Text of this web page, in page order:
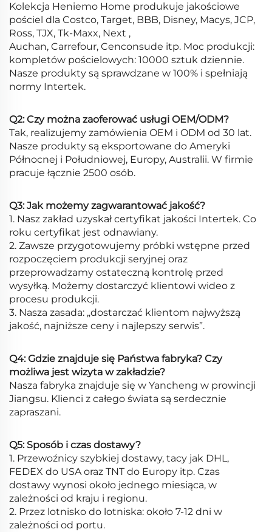
Kolekcja Heniemo Home produkuje jakościowe
pościel dla Costco, Target, BBB, Disney, Macys, JCP,
Ross, TJX, Tk-Maxx, Next ,
Auchan, Carrefour, Cenconsude itp. Moc produkcji:
kompletów pościelowych: 10000 sztuk dziennie.
Nasze produkty są sprawdzane w 100% i spełniają
normy Intertek.
Q2: Czy można zaoferować usługi OEM/ODM?
Tak, realizujemy zamówienia OEM i ODM od 30 lat.
Nasze produkty są eksportowane do Ameryki
Północnej i Południowej, Europy, Australii. W firmie
pracuje łącznie 2500 osób.
Q3: Jak możemy zagwarantować jakość?
1. Nasz zakład uzyskał certyfikat jakości Intertek. Co
roku certyfikat jest odnawiany.
2. Zawsze przygotowujemy próbki wstępne przed
rozpoczęciem produkcji seryjnej oraz
przeprowadzamy ostateczną kontrolę przed
wysyłką. Możemy dostarczyć klientowi wideo z
procesu produkcji.
3. Nasza zasada: „dostarczać klientom najwyższą
jakość, najniższe ceny i najlepszy serwis”.
Q4: Gdzie znajduje się Państwa fabryka? Czy
możliwa jest wizyta w zakładzie?
Nasza fabryka znajduje się w Yancheng w prowincji
Jiangsu. Klienci z całego świata są serdecznie
zapraszani.
Q5: Sposób i czas dostawy?
1. Przewoźnicy szybkiej dostawy, tacy jak DHL,
FEDEX do USA oraz TNT do Europy itp. Czas
dostawy wynosi około jednego miesiąca, w
zależności od kraju i regionu.
2. Przez lotnisko do lotniska: około 7-12 dni w
zależności od portu.